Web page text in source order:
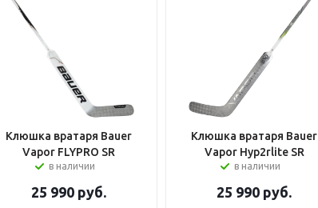
Клюшка вратаря Bauer
Vapor FLYPRO SR
в наличии
25 990 руб.
Клюшка вратаря Bauer
Vapor Hyp2rlite SR
в наличии
25 990 руб.